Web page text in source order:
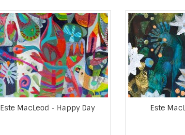
Este MacLeod - Happy Day Este